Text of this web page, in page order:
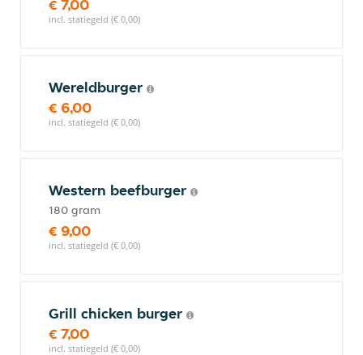
€ 7,00
incl. statiegeld (€ 0,00)
Wereldburger
€ 6,00
incl. statiegeld (€ 0,00)
Western beefburger
180 gram
€ 9,00
incl. statiegeld (€ 0,00)
Grill chicken burger
€ 7,00
incl. statiegeld (€ 0,00)